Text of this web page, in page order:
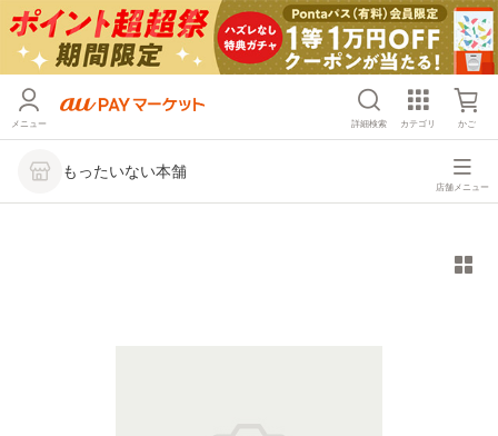
メニュー 詳細検索 カテゴリ かご
もったいない本舗
店舗メニュー